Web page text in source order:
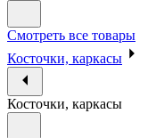
Смотреть все товары
Косточки, каркасы
Косточки, каркасы